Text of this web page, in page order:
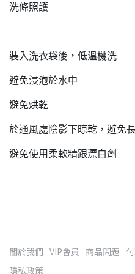
洗條照護
裝入洗衣袋後，低溫機洗
避免浸泡於水中
避免烘乾
於通風處陰影下晾乾，避免
避免使用柔軟精跟漂白劑
關於我們 VIP會員 商品問題
隱私政策